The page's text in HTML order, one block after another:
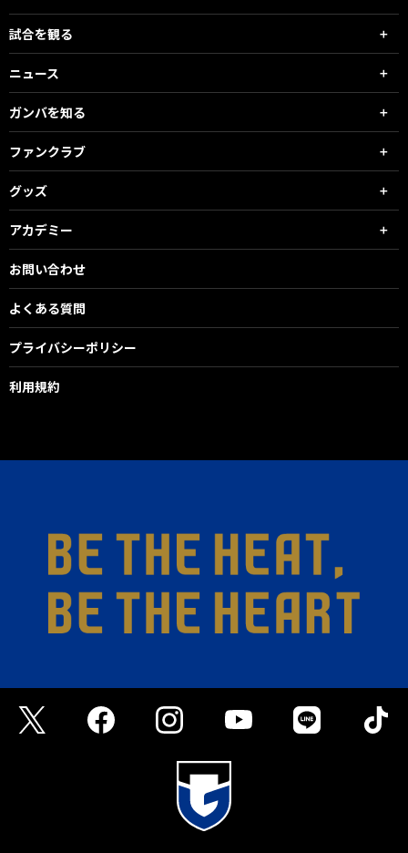
試合を観る
ニュース
ガンバを知る
ファンクラブ
グッズ
アカデミー
お問い合わせ
よくある質問
プライバシーポリシー
利用規約